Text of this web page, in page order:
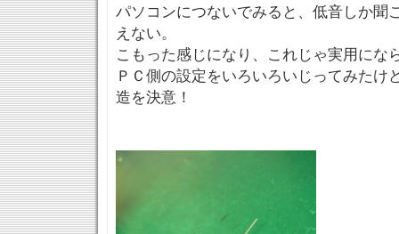
パソコンにつないでみると、低音しか聞
えない。
こもった感じになり、これじゃ実用にな
ＰＣ側の設定をいろいろいじってみたけ
造を決意！